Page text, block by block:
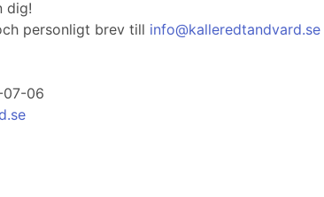
dig!
personligt brev till info@kalleredtandvard.se
07-06